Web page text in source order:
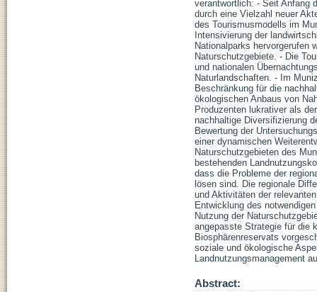
verantwortlich: - Seit Anfang
durch eine Vielzahl neuer
des Tourismusmodells im
Intensivierung der
Nationalparks hervorgerufen
Naturschutzgebiete. - Die
und nationalen
Naturlandschaften. - Im
Beschränkung für die
ökologischen Anbaus von
Produzenten lukrativer als
nachhaltige Diversifizierung
Bewertung der
einer dynamischen
Naturschutzgebieten des
bestehenden
dass die Probleme der
lösen sind. Die regionale
und Aktivitäten der
Entwicklung des
Nutzung der
angepasste Strategie für die
Biosphärenreservats
soziale und ökologische
Landnutzungsmanagement
Abstract: